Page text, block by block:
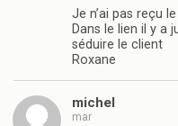
Je n’ai pas reçu
Dans le lien il y a
séduire le client
Roxane
michel
mar